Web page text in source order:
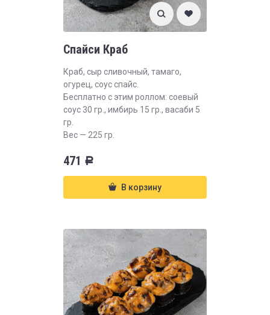
Спайси Краб
Краб, сыр сливочный, тамаго,
огурец, соус спайс.
Бесплатно с этим роллом: соевый
соус 30 гр., имбирь 15 гр., васаби 5
гр.
Вес — 225 гр.
471 Р
В корзину